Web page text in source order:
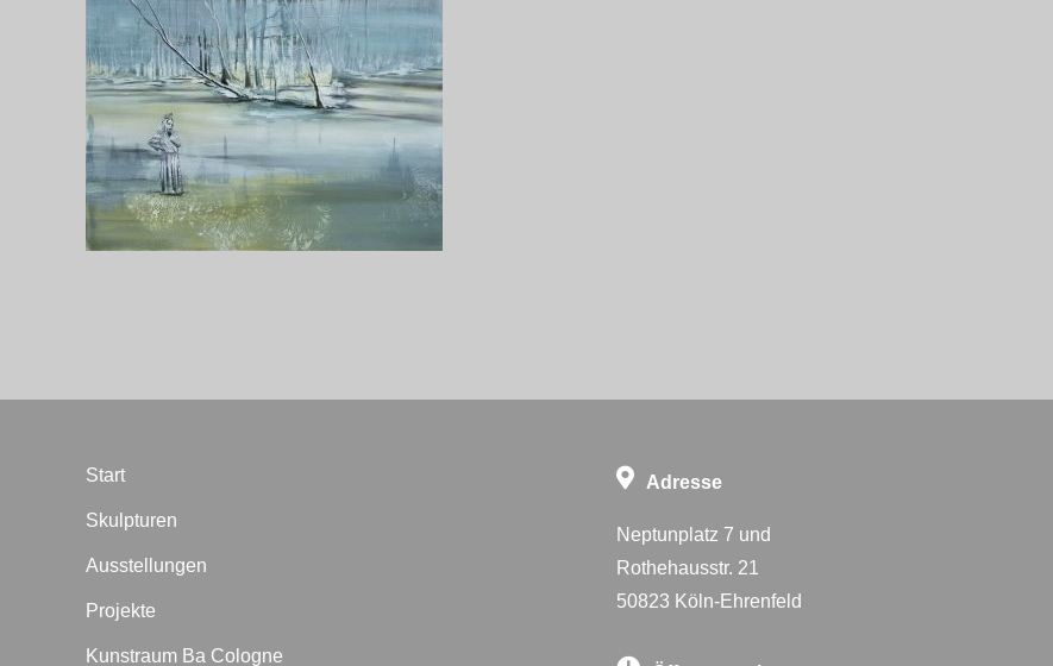
Start
Skulpturen
Ausstellungen
Projekte
Kunstraum Ba Cologne
Adresse
Neptunplatz 7 und
Rothehausstr. 21
50823 Köln-Ehrenfeld